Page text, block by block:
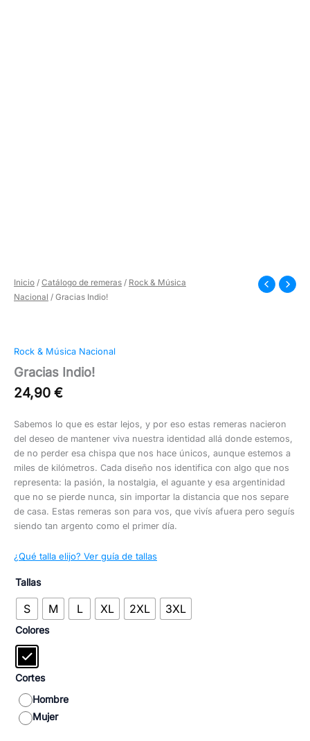
Inicio / Catálogo de remeras / Rock & Música
Nacional / Gracias Indio!
Rock & Música Nacional
Gracias Indio!
24,90 €
Sabemos lo que es estar lejos, y por eso estas remeras nacieron
del deseo de mantener viva nuestra identidad allá donde estemos,
de no perder esa chispa que nos hace únicos, aunque estemos a
miles de kilómetros. Cada diseño nos identifica con algo que nos
representa: la pasión, la nostalgia, el aguante y esa argentinidad
que no se pierde nunca, sin importar la distancia que nos separe
de casa. Estas remeras son para vos, que vivís afuera pero seguís
siendo tan argento como el primer día.
¿Qué talla elijo? Ver guía de tallas
Tallas
S M L XL 2XL 3XL
Colores
Cortes
Hombre
Mujer